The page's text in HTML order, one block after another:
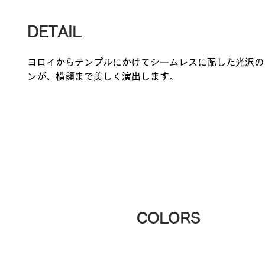
DETAIL
ヨロイからテンプルにかけてシームレスに配した光沢
ンが、横顔まで美しく演出します。
COLORS